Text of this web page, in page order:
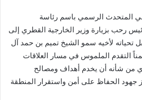
المتحدث الرسمي باسم رئاسة
رحب بزيارة وزير الخارجية القطري إلى
تحياته لأخيه سمو الشيخ تميم بن حمد آل
التقدم الملموس في مسار العلاقات
من شأنه أن يخدم أهداف ومصالح
جهود الحفاظ على أمن واستقرار المنطقة